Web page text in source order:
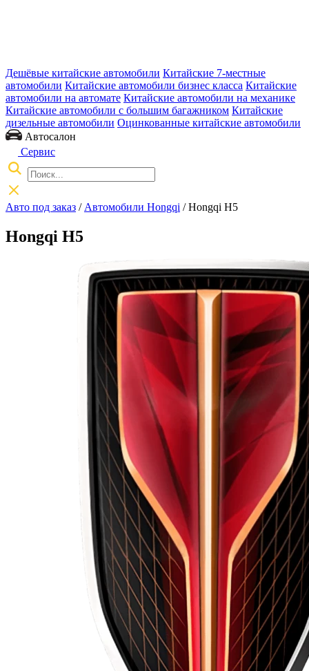
Дешёвые китайские автомобили Китайские 7-местные
автомобили Китайские автомобили бизнес класса Китайские
автомобили на автомате Китайские автомобили на механике
Китайские автомобили с большим багажником Китайские
дизельные автомобили Оцинкованные китайские автомобили
Автосалон
Сервис
Авто под заказ / Автомобили Hongqi / Hongqi H5
Hongqi H5